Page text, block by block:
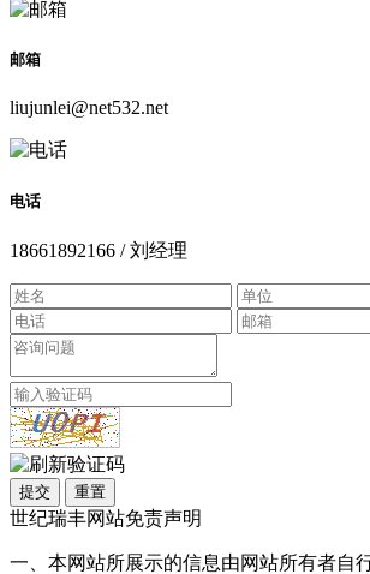
邮箱
liujunlei@net532.net
电话
18661892166 / 刘经理
提交 重置
世纪瑞丰网站免责声明
一、本网站所展示的信息由网站所有者自